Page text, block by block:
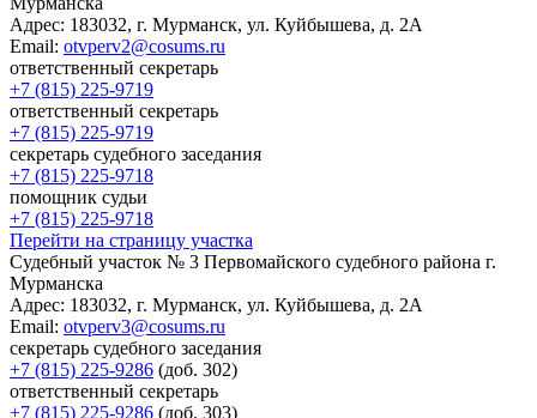
Адрес: 183032, г. Мурманск, ул. Куйбышева, д. 2А
Email: otvperv2@cosums.ru
ответственный секретарь
+7 (815) 225-9719
ответственный секретарь
+7 (815) 225-9719
секретарь судебного заседания
+7 (815) 225-9718
помощник судьи
+7 (815) 225-9718
Перейти на страницу участка
Cудебный участок № 3 Первомайского судебного района г.
Мурманска
Адрес: 183032, г. Мурманск, ул. Куйбышева, д. 2А
Email: otvperv3@cosums.ru
секретарь судебного заседания
+7 (815) 225-9286 (доб. 302)
ответственный секретарь
+7 (815) 225-9286 (доб. 303)